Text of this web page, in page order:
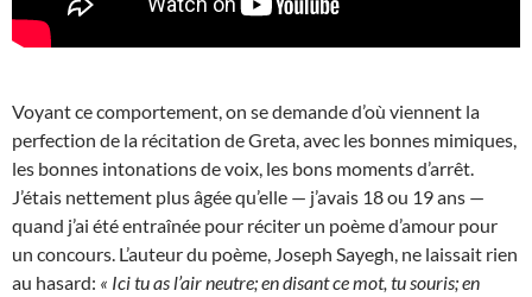
Voyant ce comportement, on se demande d’où viennent la
perfection de la récitation de Greta, avec les bonnes mimiques,
les bonnes intonations de voix, les bons moments d’arrêt.
J’étais nettement plus âgée qu’elle — j’avais 18 ou 19 ans —
quand j’ai été entraînée pour réciter un poème d’amour pour
un concours. L’auteur du poème, Joseph Sayegh, ne laissait rien
au hasard: « Ici tu as l’air neutre; en disant ce mot, tu souris; en